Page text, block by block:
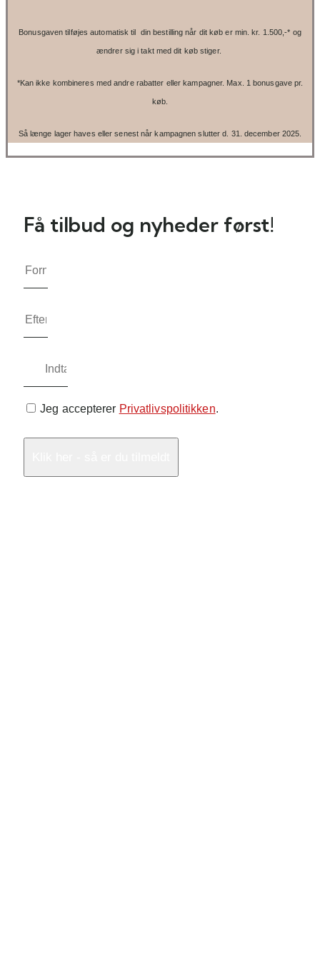
Bonusgaven tilføjes automatisk til din bestilling når dit køb er min. kr. 1.500,-* og
ændrer sig i takt med dit køb stiger.
*Kan ikke kombineres med andre rabatter eller kampagner. Max. 1 bonusgave pr.
køb.
Så længe lager haves eller senest når kampagnen slutter d. 31. december 2025.
Få tilbud og nyheder først!
Jeg accepterer Privatlivspolitikken.